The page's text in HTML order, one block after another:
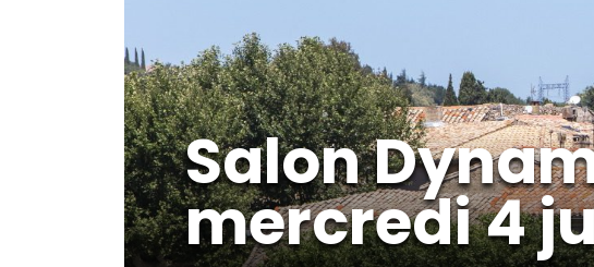
Salon
mercredi 4